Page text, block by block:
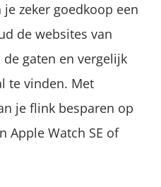
zeker goedkoop een
de websites van
gaten en vergelijk
te vinden. Met
je flink besparen op
Apple Watch SE of